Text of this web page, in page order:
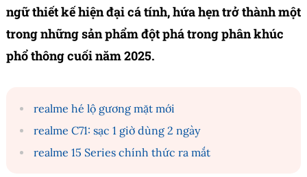
ngữ thiết kế hiện đại cá tính, hứa hẹn trở thành một
trong những sản phẩm đột phá trong phân khúc
phổ thông cuối năm 2025.
realme hé lộ gương mặt mới
realme C71: sạc 1 giờ dùng 2 ngày
realme 15 Series chính thức ra mắt